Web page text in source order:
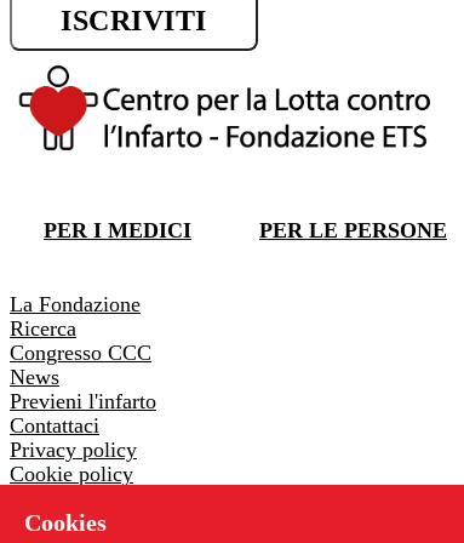
Cookies
ISCRIVITI
PER I MEDICI PER LE PERSONE
La Fondazione
Ricerca
Congresso CCC
News
Previeni l'infarto
Contattaci
Privacy policy
Cookie policy
Via Pontremoli 26 - 00182 Roma